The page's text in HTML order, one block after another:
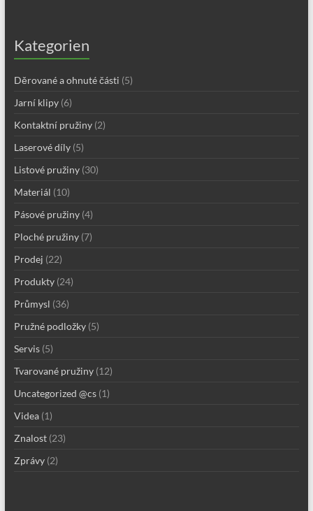
Kategorien
Děrované a ohnuté části (5)
Jarní klipy(6)
Kontaktní pružiny(2)
Laserové díly(5)
Listové pružiny(30)
Materiál (10)
Pásové pružiny(4)
Ploché pružiny(7)
Prodej (22)
Produkty(24)
Průmysl (36)
Pružné podložky(5)
Servis(5)
Tvarované pružiny(12)
Uncategorized @cs(1)
Videa(1)
Znalost(23)
Zprávy(2)